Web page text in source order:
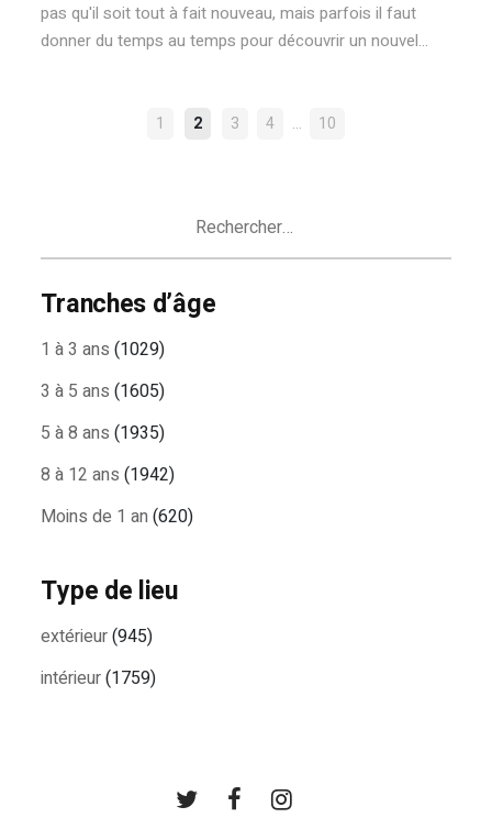
pas qu'il soit tout à fait nouveau, mais parfois il faut
donner du temps au temps pour découvrir un nouvel...
NAVIGATION
1 2 3 4 … 10
Tranches d’âge
1 à 3 ans (1029)
3 à 5 ans (1605)
5 à 8 ans (1935)
8 à 12 ans (1942)
Moins de 1 an (620)
Type de lieu
extérieur(945)
intérieur(1759)